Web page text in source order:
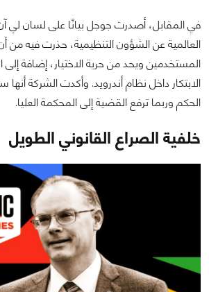
في المقابل، أصدرت جوجل بيانًا على لسان لي
العالمية عن الشؤون التنظيمية، حذرت فيه من
المستخدمين ويحد من حرية الاختيار، إضافة إلى
الابتكار داخل نظام أندرويد. وأكدت الشركة
الحكم وربما ترفع القضية إلى المحكمة العليا.
خلفية الصراع القانوني الطويل